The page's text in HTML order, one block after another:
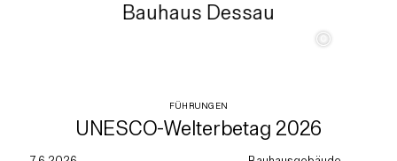
Bauhaus Dessau
FÜHRUNGEN
UNESCO-Welterbetag 2026